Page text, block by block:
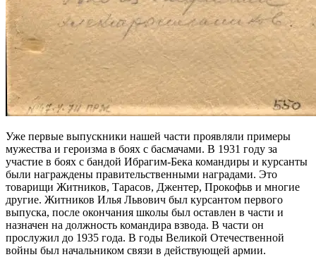
Уже первые выпускники нашей части проявляли примеры
мужества и героизма в боях с басмачами. В 1931 году за
участие в боях с бандой Ибрагим-Бека командиры и курсанты
были награждены правительственными наградами. Это
товарищи Житников, Тарасов, Джентер, Прокофьв и многие
другие. Житников Илья Львович был курсантом первого
выпуска, после окончания школы был оставлен в части и
назначен на должность командира взвода. В части он
прослужил до 1935 года. В годы Великой Отечественной
войны был начальником связи в действующей армии.